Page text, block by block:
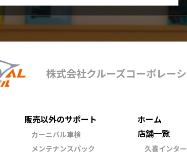
株式会社クルーズコーポレー
販売以外のサポート
カーニバル車検
メンテナンスパック
ホーム
店舗一覧
久喜インタ